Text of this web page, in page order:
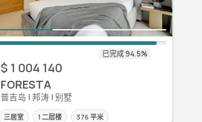
$ 1 004 140
FORESTA
普吉岛 | 邦涛 | 别墅
三居室 1 二层楼 376 平米